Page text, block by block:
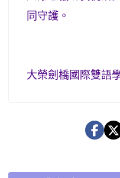
同守護。
大榮劍橋國際雙語